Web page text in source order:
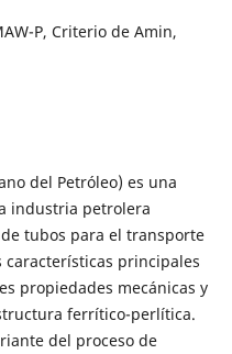
P, Criterio de Amin,
del Petróleo) es una
industria petrolera
tubos para el transporte
principales
propiedades mecánicas y
ferrítico-perlítica.
del proceso de